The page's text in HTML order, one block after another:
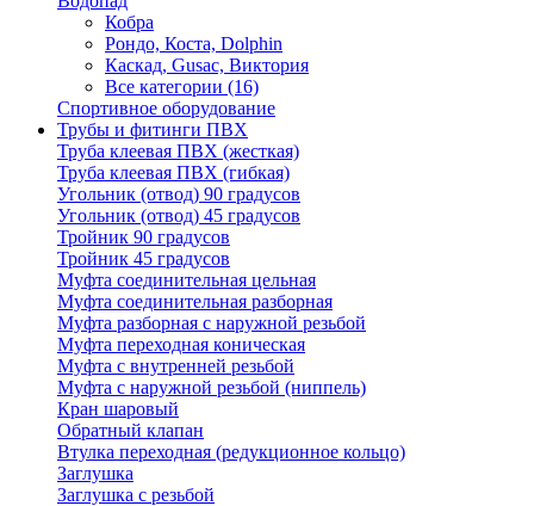
Кобра
Рондо, Коста, Dolphin
Каскад, Gusac, Виктория
Все категории (16)
Спортивное оборудование
Трубы и фитинги ПВХ
Труба клеевая ПВХ (жесткая)
Труба клеевая ПВХ (гибкая)
Угольник (отвод) 90 градусов
Угольник (отвод) 45 градусов
Тройник 90 градусов
Тройник 45 градусов
Муфта соединительная цельная
Муфта соединительная разборная
Муфта разборная с наружной резьбой
Муфта переходная коническая
Муфта с внутренней резьбой
Муфта с наружной резьбой (ниппель)
Кран шаровый
Обратный клапан
Втулка переходная (редукционное кольцо)
Заглушка
Заглушка с резьбой